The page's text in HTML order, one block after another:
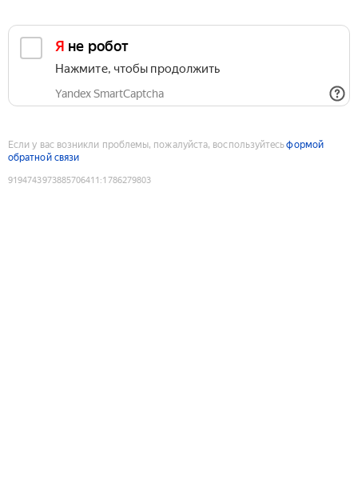
Я не робот
Нажмите, чтобы продолжить
Yandex SmartCaptcha
Если у вас возникли проблемы, пожалуйста, воспользуйтесьформой
обратной связи
9194743973885706411 :1786279803